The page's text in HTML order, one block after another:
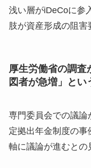
浅い層がiDeCoに参
肢が資産形成の阻害
厚生労働省の調査
図者が急増」とい
専門委員会での議論
定拠出年金制度の事
軸に議論が進むとの